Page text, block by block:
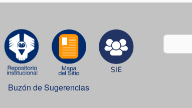
Buzón de Sugerencias
Buscar